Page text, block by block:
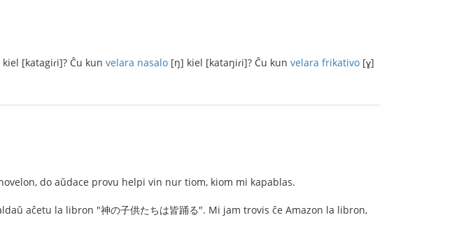
[katagiɾi]? Ĉu kun velara nasalo [ŋ] kiel [kataŋiɾi]? Ĉu kun velara frikativo [ɣ]
do aŭdace provu helpi vin nur tiom, kiom mi kapablas.
aĉetu la libron "神の子供たちは皆踊る". Mi jam trovis ĉe Amazon la libron,